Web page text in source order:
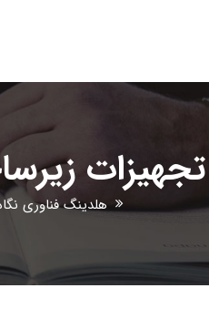
هلدینگ فناوری